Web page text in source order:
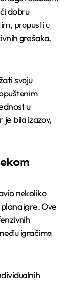
dobru
propusti u
grešaka,
svoju
u
bila izazov,
nekoliko
igre. Ove
igračima